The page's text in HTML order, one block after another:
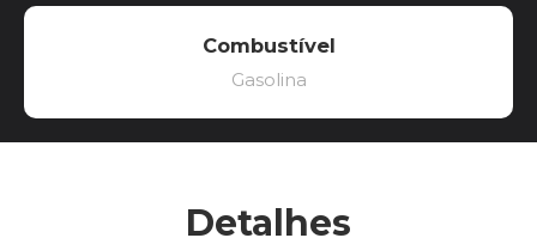
Combustível
Gasolina
Detalhes